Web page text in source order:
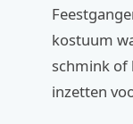
kostuum
schmink of
inzetten